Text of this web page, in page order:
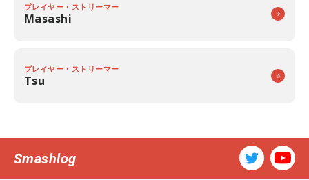
プレイヤー・ストリーマー
Masashi
プレイヤー・ストリーマー
Tsu
Smashlog